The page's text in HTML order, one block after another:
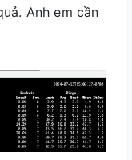
Anh em cần